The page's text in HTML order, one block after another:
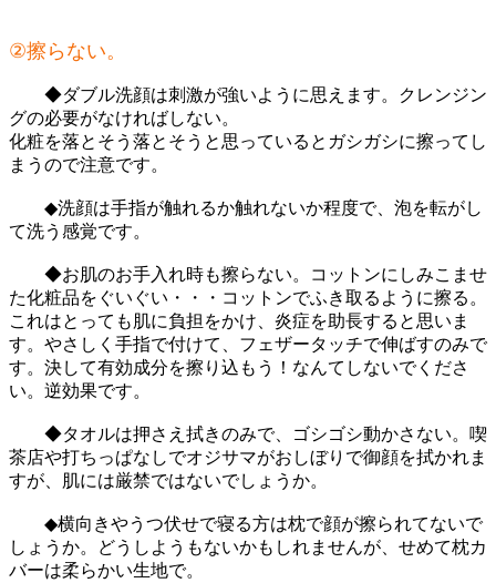
②擦らない。
◆ダブル洗顔は刺激が強いように思えます。クレンジン
グの必要がなければしない。
化粧を落とそう落とそうと思っているとガシガシに擦ってし
まうので注意です。
◆洗顔は手指が触れるか触れないか程度で、泡を転がし
て洗う感覚です。
◆お肌のお手入れ時も擦らない。コットンにしみこませ
た化粧品をぐいぐい・・・コットンでふき取るように擦る。
これはとっても肌に負担をかけ、炎症を助長すると思いま
す。やさしく手指で付けて、フェザータッチで伸ばすのみで
す。決して有効成分を擦り込もう！なんてしないでくださ
い。逆効果です。
◆タオルは押さえ拭きのみで、ゴシゴシ動かさない。喫
茶店や打ちっぱなしでオジサマがおしぼりで御顔を拭かれま
すが、肌には厳禁ではないでしょうか。
◆横向きやうつ伏せで寝る方は枕で顔が擦られてないで
しょうか。どうしようもないかもしれませんが、せめて枕カ
バーは柔らかい生地で。